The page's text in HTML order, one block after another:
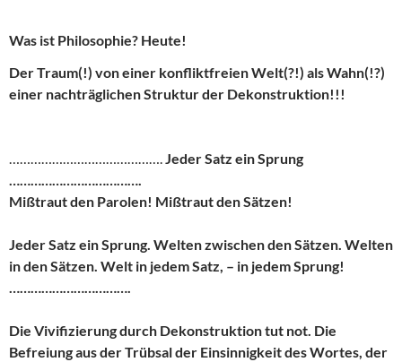
Was ist Philosophie? Heute!
Der Traum(!) von einer konfliktfreien Welt(?!) als Wahn(!?)
einer nachträglichen Struktur der Dekonstruktion!!!
…………………………………….Jeder Satz ein Sprung
……………………………….
Mißtraut den Parolen! Mißtraut den Sätzen!
Jeder Satz ein Sprung. Welten zwischen den Sätzen. Welten
in den Sätzen. Welt in jedem Satz, – in jedem Sprung!
…………………………….
Die Vivifizierung durch Dekonstruktion tut not. Die
Befreiung aus der Trübsal der Einsinnigkeit des Wortes, der